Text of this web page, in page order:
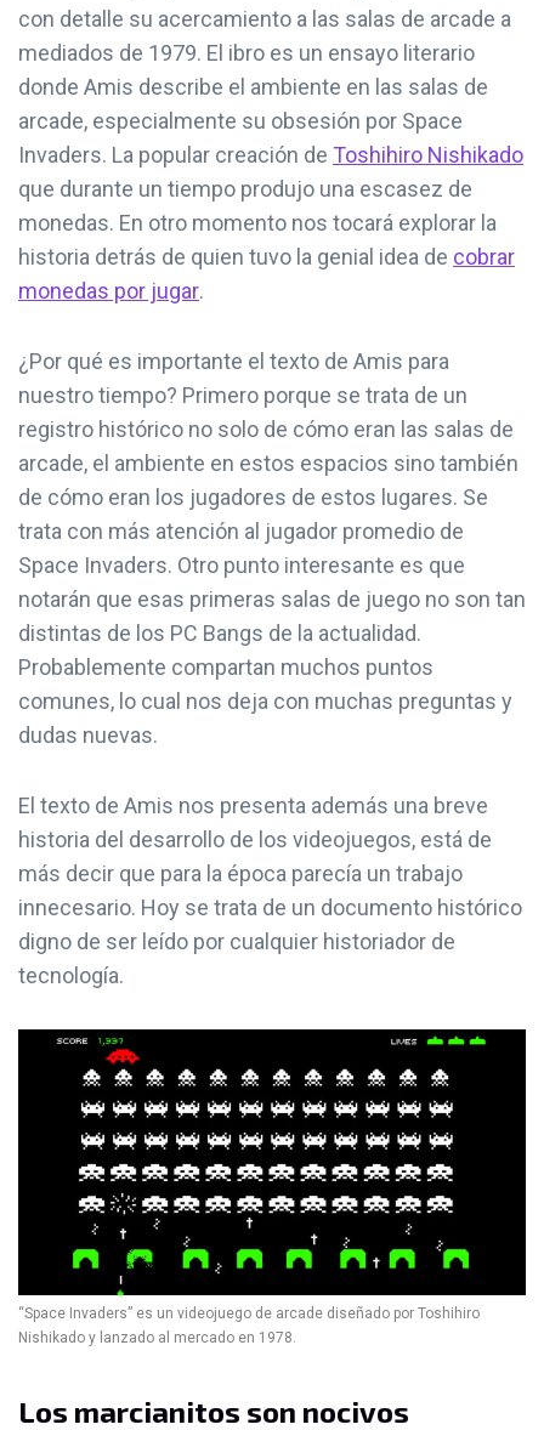
con detalle su acercamiento a las salas de arcade a
mediados de 1979. El ibro es un ensayo literario
donde Amis describe el ambiente en las salas de
arcade, especialmente su obsesión por Space
Invaders. La popular creación de Toshihiro Nishikado
que durante un tiempo produjo una escasez de
monedas. En otro momento nos tocará explorar la
historia detrás de quien tuvo la genial idea de cobrar
monedas por jugar.
¿Por qué es importante el texto de Amis para
nuestro tiempo? Primero porque se trata de un
registro histórico no solo de cómo eran las salas de
arcade, el ambiente en estos espacios sino también
de cómo eran los jugadores de estos lugares. Se
trata con más atención al jugador promedio de
Space Invaders. Otro punto interesante es que
notarán que esas primeras salas de juego no son tan
distintas de los PC Bangs de la actualidad.
Probablemente compartan muchos puntos
comunes, lo cual nos deja con muchas preguntas y
dudas nuevas.
El texto de Amis nos presenta además una breve
historia del desarrollo de los videojuegos, está de
más decir que para la época parecía un trabajo
innecesario. Hoy se trata de un documento histórico
digno de ser leído por cualquier historiador de
tecnología.
“Space Invaders” es un videojuego de arcade diseñado por Toshihiro
Nishikado y lanzado al mercado en 1978.
Los marcianitos son nocivos